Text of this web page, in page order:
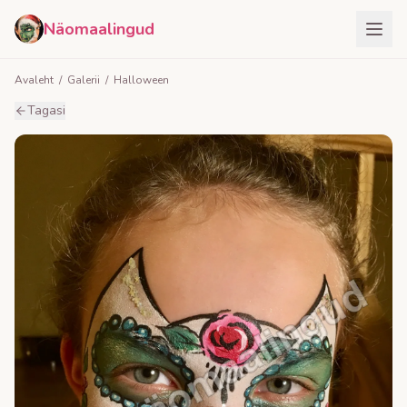
Näomaalingud
Avaleht / Galerii / Halloween
Tagasi